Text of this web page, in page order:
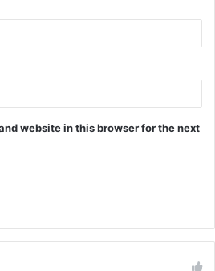
website in this browser for the next